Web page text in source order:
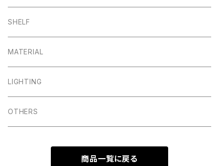
SHELF
MATERIAL
LIGHTING
OTHERS
商品一覧に戻る